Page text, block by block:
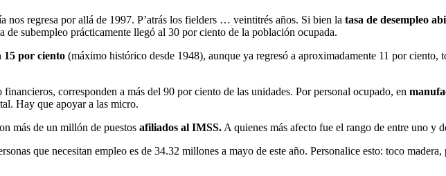
regresa por allá de 1997. P’atrás los fielders … veintitrés años. Si bien la tasa de desempleo
subempleo prácticamente llegó al 30 por ciento de la población ocupada.
15 por ciento (máximo histórico desde 1948), aunque ya regresó a aproximadamente 11 por ciento,
corresponden a más del 90 por ciento de las unidades. Por personal ocupado, en
Hay que apoyar a las micro.
más de un millón de puestos afiliados al IMSS.A quienes más afecto fue el rango de entre uno y
que necesitan empleo es de 34.32 millones a mayo de este año. Personalice esto: toco madera,